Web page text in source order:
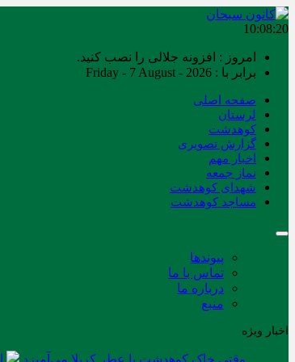
10:08:21
امروز : افزونه جلالی را نصب کنید.
برابر با : Friday - 7 August - 2026
صفحه اصلی
لرستان
کوهدشت
گزارش تصویری
اخبار مهم
نماز جمعه
شهدای کوهدشت
مساجد کوهدشت
پیوندها
تماس با ما
درباره ما
منبع
اخبار ویژه
وقتی خاک کوهدشت با عطر کربلا می‌آمیزد